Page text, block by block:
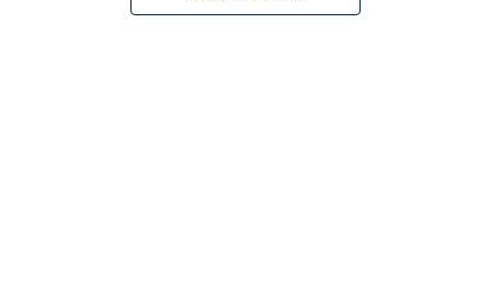
『tick, tick…BOOM!』大作曲家スティーヴン・ソンドハイムに憧れるジョン